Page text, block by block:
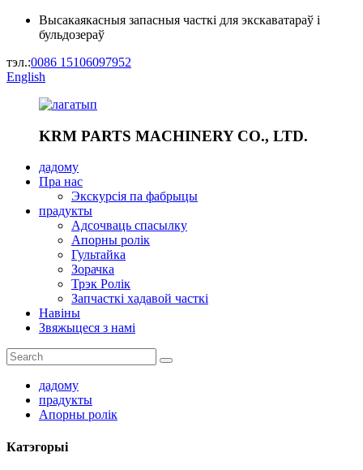
Высакаякасныя запасныя часткі для экскаватараў і
бульдозераў
тэл.:0086 15106097952
English
KRM PARTS MACHINERY CO., LTD.
дадому
Пра нас
Экскурсія па фабрыцы
прадукты
Адсочваць спасылку
Апорны ролік
Гультайка
Зорачка
Трэк Ролік
Запчасткі хадавой часткі
Навіны
Звяжыцеся з намі
дадому
прадукты
Апорны ролік
Катэгорыі